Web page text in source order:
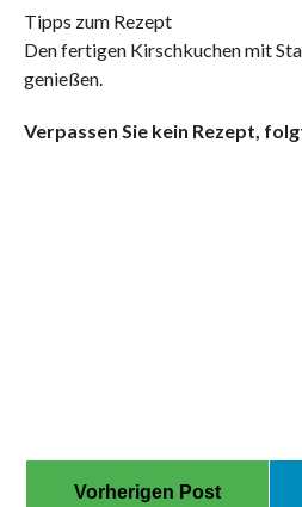
Tipps zum Rezept
Den fertigen Kirschkuchen mit
genießen.
Verpassen Sie kein Rezept,
Vorherigen Post